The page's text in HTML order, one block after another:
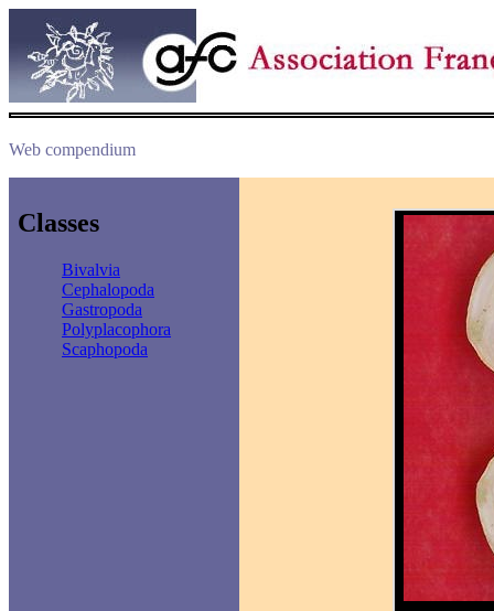
Web compendium
Classes
Bivalvia
Cephalopoda
Gastropoda
Polyplacophora
Scaphopoda